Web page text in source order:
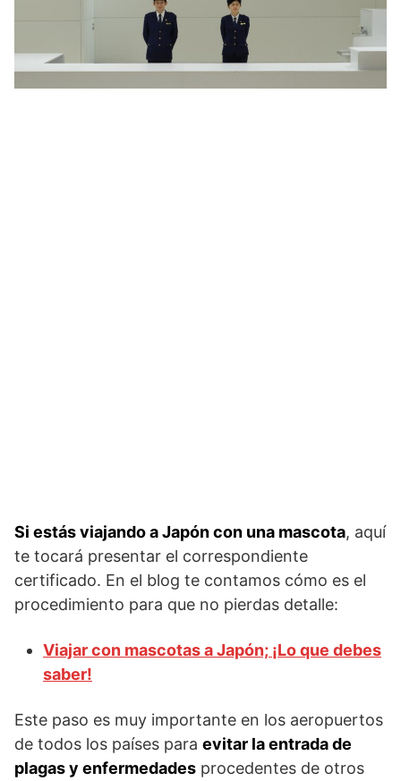
Si estás viajando a Japón con una mascota, aquí
te tocará presentar el correspondiente
certificado. En el blog te contamos cómo es el
procedimiento para que no pierdas detalle:
Viajar con mascotas a Japón; ¡Lo que debes
saber!
Este paso es muy importante en los aeropuertos
de todos los países para evitar la entrada de
plagas y enfermedades procedentes de otros